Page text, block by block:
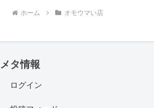
ホーム オモウマい店
メタ情報
ログイン